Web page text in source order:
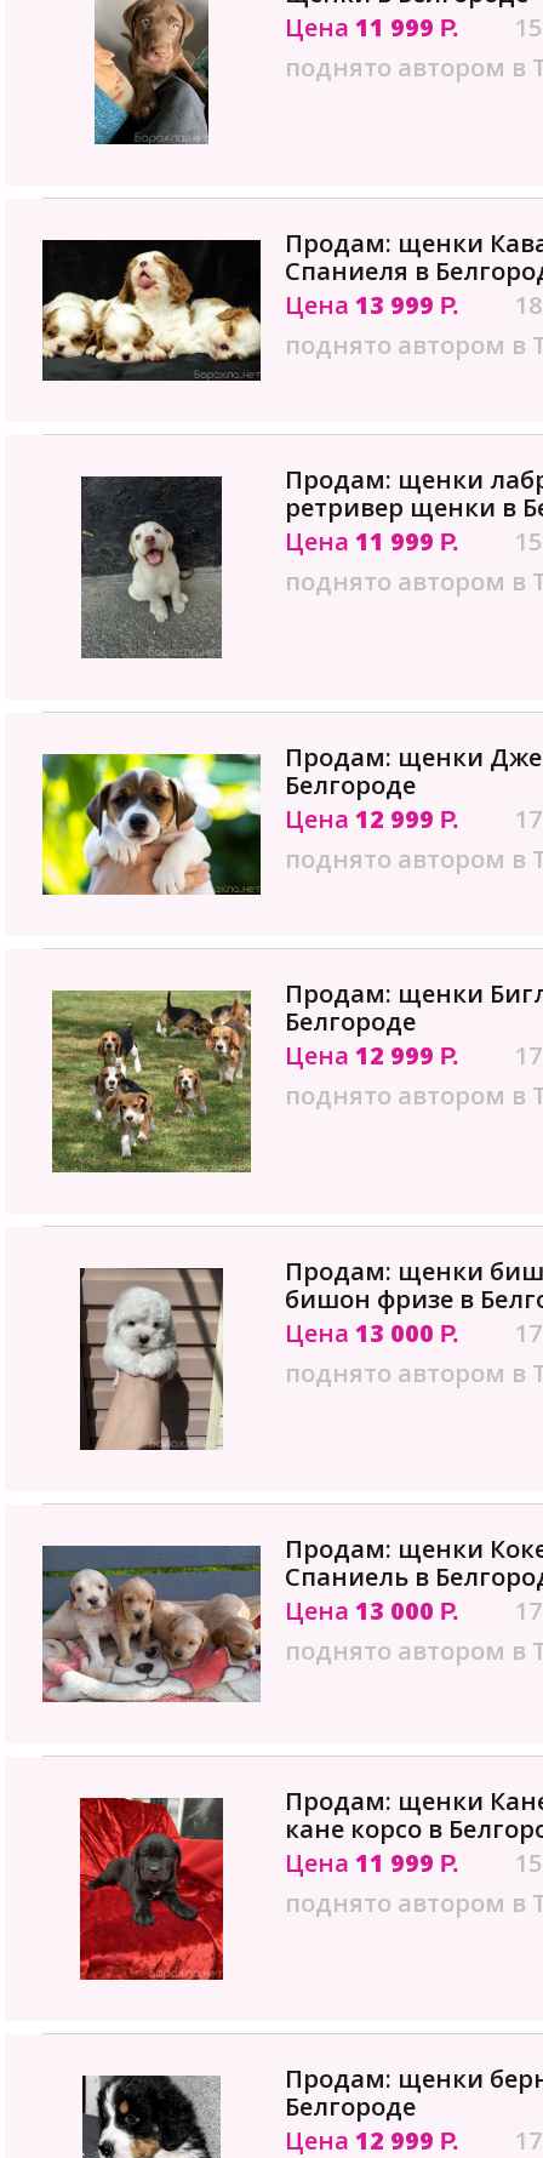
Цена 11 999 Р.
поднято автором в
Продам: щенки
Спаниеля в
Цена 13 999 Р.
поднято автором в
Продам: щенки
ретривер щенки в
Цена 11 999 Р.
поднято автором в
Продам: щенки
Белгороде
Цена 12 999 Р.
поднято автором в
Продам: щенки
Белгороде
Цена 12 999 Р.
поднято автором в
Продам: щенки
бишон фризе в
Цена 13 000 Р.
поднято автором в
Продам: щенки
Спаниель в
Цена 13 000 Р.
поднято автором в
Продам: щенки
кане корсо в
Цена 11 999 Р.
поднято автором в
Продам: щенки
Белгороде
Цена 12 999 Р.